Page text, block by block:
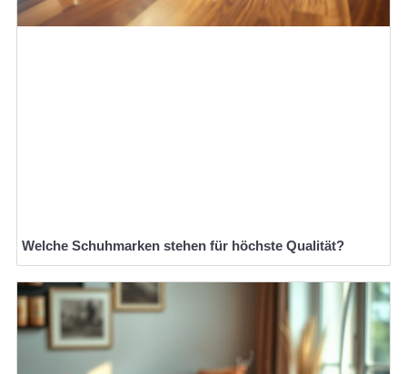
Welche Schuhmarken stehen für höchste Qualität?